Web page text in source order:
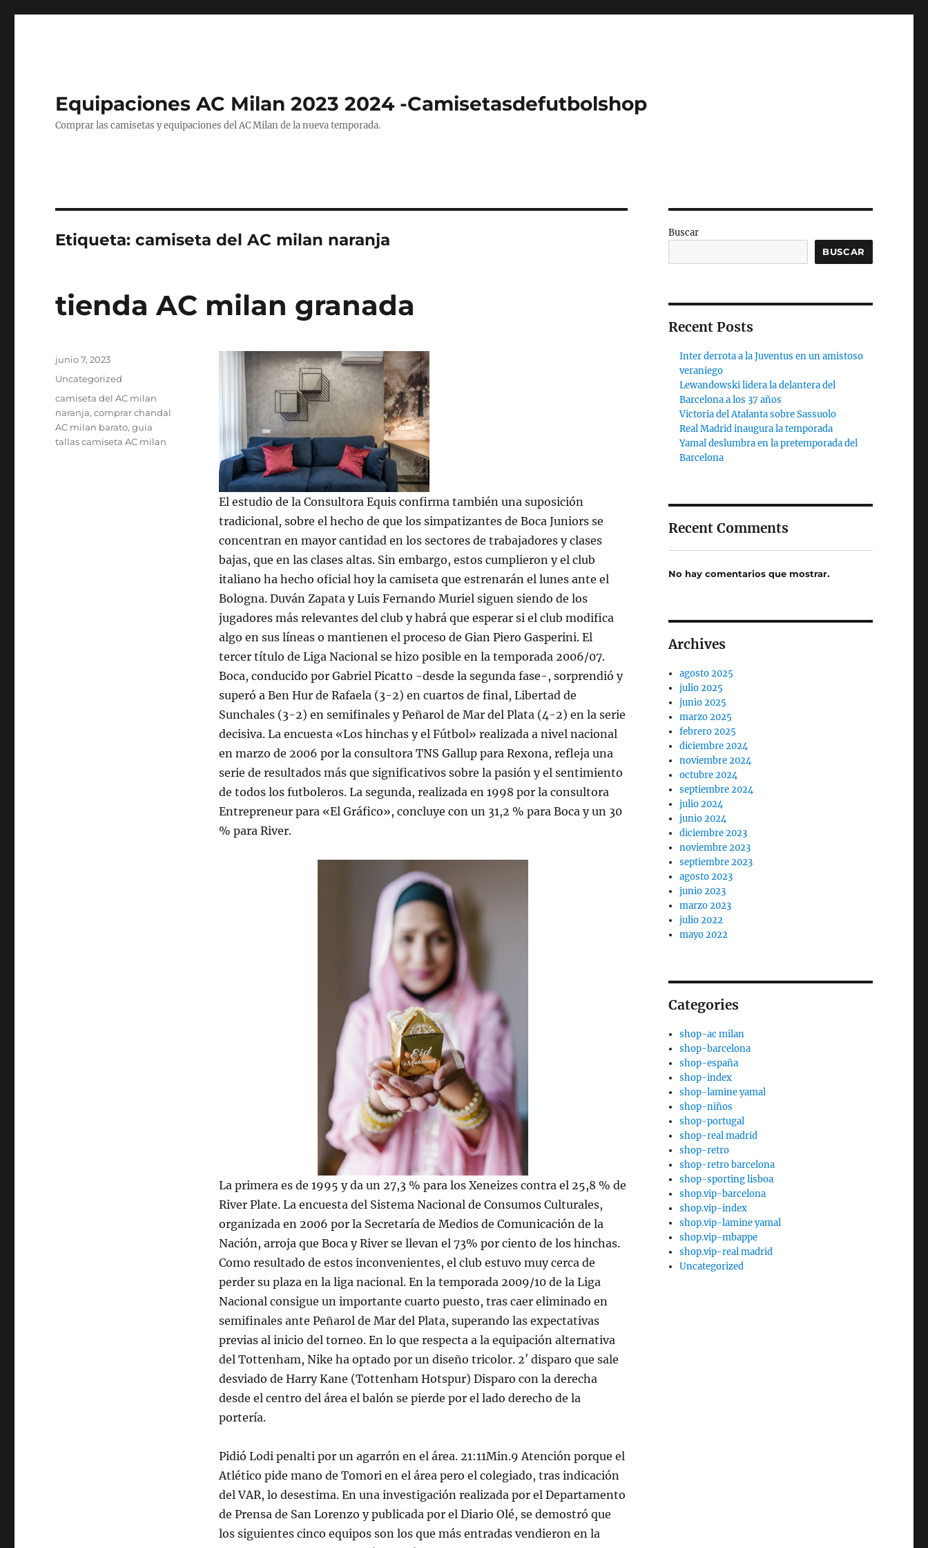
Equipaciones AC Milan 2023 2024 -Camisetasdefutbolshop
Comprar las camisetas y equipaciones del AC Milan de la nueva temporada.
Etiqueta:camiseta del AC milan naranja
tienda AC milan granada
El estudio de la Consultora Equis confirma también una suposición
tradicional, sobre el hecho de que los simpatizantes de Boca Juniors se
concentran en mayor cantidad en los sectores de trabajadores y clases
bajas, que en las clases altas. Sin embargo, estos cumplieron y el club
italiano ha hecho oficial hoy la camiseta que estrenarán el lunes ante el
Bologna. Duván Zapata y Luis Fernando Muriel siguen siendo de los
jugadores más relevantes del club y habrá que esperar si el club modifica
algo en sus líneas o mantienen el proceso de Gian Piero Gasperini. El
tercer título de Liga Nacional se hizo posible en la temporada 2006/07.
Boca, conducido por Gabriel Picatto -desde la segunda fase-, sorprendió y
superó a Ben Hur de Rafaela (3-2) en cuartos de final, Libertad de
Sunchales (3-2) en semifinales y Peñarol de Mar del Plata (4-2) en la serie
decisiva. La encuesta «Los hinchas y el Fútbol» realizada a nivel nacional
en marzo de 2006 por la consultora TNS Gallup para Rexona, refleja una
serie de resultados más que significativos sobre la pasión y el sentimiento
de todos los futboleros. La segunda, realizada en 1998 por la consultora
Entrepreneur para «El Gráfico», concluye con un 31,2 % para Boca y un 30
% para River.
La primera es de 1995 y da un 27,3 % para los Xeneizes contra el 25,8 % de
River Plate. La encuesta del Sistema Nacional de Consumos Culturales,
organizada en 2006 por la Secretaría de Medios de Comunicación de la
Nación, arroja que Boca y River se llevan el 73% por ciento de los hinchas.
Como resultado de estos inconvenientes, el club estuvo muy cerca de
perder su plaza en la liga nacional. En la temporada 2009/10 de la Liga
Nacional consigue un importante cuarto puesto, tras caer eliminado en
semifinales ante Peñarol de Mar del Plata, superando las expectativas
previas al inicio del torneo. En lo que respecta a la equipación alternativa
del Tottenham, Nike ha optado por un diseño tricolor. 2′ disparo que sale
desviado de Harry Kane (Tottenham Hotspur) Disparo con la derecha
desde el centro del área el balón se pierde por el lado derecho de la
portería.
Pidió Lodi penalti por un agarrón en el área. 21:11Min.9 Atención porque el
Atlético pide mano de Tomori en el área pero el colegiado, tras indicación
del VAR, lo desestima. En una investigación realizada por el Departamento
de Prensa de San Lorenzo y publicada por el Diario Olé, se demostró que
los siguientes cinco equipos son los que más entradas vendieron en la
Publicado
junio 7, 2023
Categorías
Uncategorized
Etiquetas
camiseta del AC milan
naranja,comprar chandal
AC milan barato,guia
tallas camiseta AC milan
Buscar
BUSCAR
Recent Posts
Inter derrota a la Juventus en un amistoso
veraniego
Lewandowski lidera la delantera del
Barcelona a los 37 años
Victoria del Atalanta sobre Sassuolo
Real Madrid inaugura la temporada
Yamal deslumbra en la pretemporada del
Barcelona
Recent Comments
No hay comentarios que mostrar.
Archives
agosto 2025
julio 2025
junio 2025
marzo 2025
febrero 2025
diciembre 2024
noviembre 2024
octubre 2024
septiembre 2024
julio 2024
junio 2024
diciembre 2023
noviembre 2023
septiembre 2023
agosto 2023
junio 2023
marzo 2023
julio 2022
mayo 2022
Categories
shop-ac milan
shop-barcelona
shop-españa
shop-index
shop-lamine yamal
shop-niños
shop-portugal
shop-real madrid
shop-retro
shop-retro barcelona
shop-sporting lisboa
shop.vip-barcelona
shop.vip-index
shop.vip-lamine yamal
shop.vip-mbappe
shop.vip-real madrid
Uncategorized